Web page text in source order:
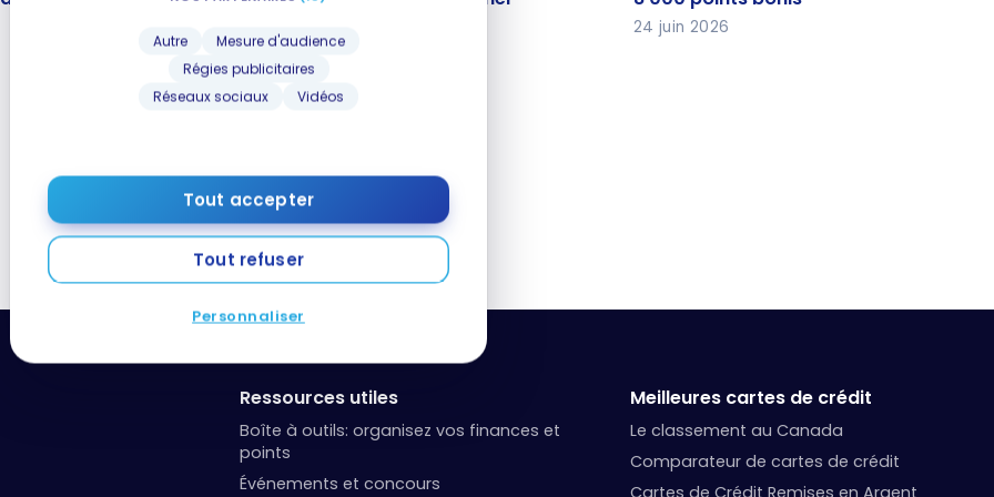
Autre
Mesure d'audience
Régies publicitaires
Réseaux sociaux
Vidéos
Tout accepter
Tout refuser
Personnaliser
24 juin 2026
2 3 ... 6
Ressources utiles
Boîte à outils: organisez vos finances et
points
Événements et concours
Meilleures cartes de crédit
Le classement au Canada
Comparateur de cartes de crédit
Cartes de Crédit Remises en Argent